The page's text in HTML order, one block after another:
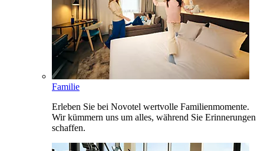
Familie
Erleben Sie bei Novotel wertvolle Familienmomente.
Wir kümmern uns um alles, während Sie Erinnerungen
schaffen.